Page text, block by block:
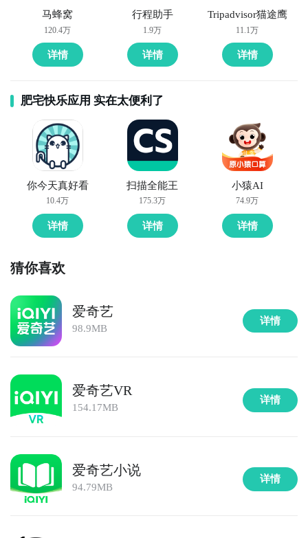
马蜂窝
120.4万
详情
行程助手
1.9万
详情
Tripadvisor猫途鹰
11.1万
详情
肥宅快乐应用 实在太便利了
你今天真好看
10.4万
详情
扫描全能王
175.3万
详情
小猿AI
74.9万
详情
猜你喜欢
爱奇艺
98.9MB
详情
爱奇艺VR
154.17MB
详情
爱奇艺小说
94.79MB
详情